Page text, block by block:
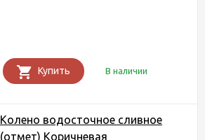
Купить В наличии
Колено водосточное сливное
(отмет) Коричневая